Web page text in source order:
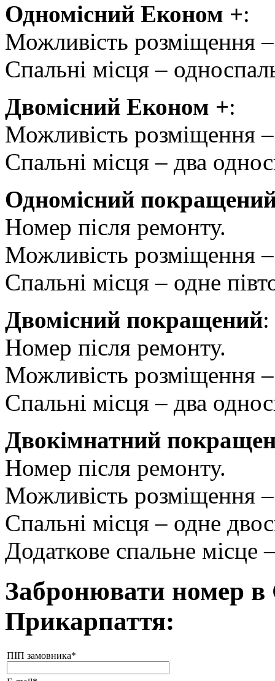
Одномісний Економ +:
Можливість розміщення
Спальні місця –
Двомісний Економ +:
Можливість розміщення
Спальні місця – два
Одномісний
Номер після ремонту.
Можливість розміщення
Спальні місця – одне
Двомісний покращений:
Номер після ремонту.
Можливість розміщення
Спальні місця – два
Двокімнатний
Номер після ремонту.
Можливість розміщення
Спальні місця – одне
Додаткове спальне місце
Забронювати номер
Прикарпаття:
ПІП замовника*